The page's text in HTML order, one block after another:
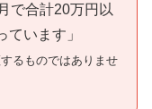
で合計20万円以
ています」
るものではありませ